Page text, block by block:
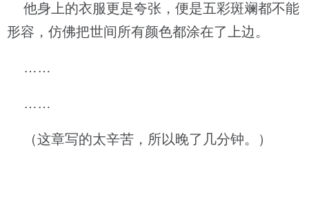
他身上的衣服更是夸张，便是五彩斑斓都不能
形容，仿佛把世间所有颜色都涂在了上边。
……
……
（这章写的太辛苦，所以晚了几分钟。）